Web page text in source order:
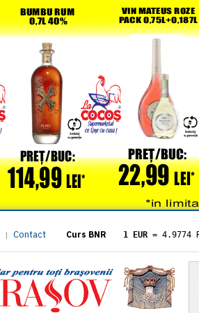
| Contact Curs BNR 1 EUR = 4.9774
= 5.8304
1 XAU= 464.4611
1 AED= 1.1933
1 AUD= 2.7957
1 BGN= 2.5449